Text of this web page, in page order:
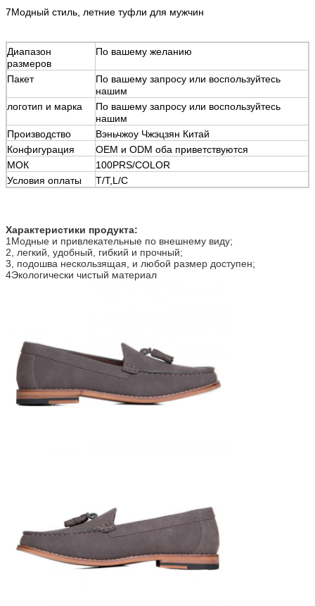
7Модный стиль, летние туфли для мужчин
Диапазон
размеров
По вашему желанию
Пакет
По вашему запросу или воспользуйтесь
нашим
логотип и марка
По вашему запросу или воспользуйтесь
нашим
Производство
Вэньчжоу Чжэцзян Китай
Конфигурация
OEM и ODM оба приветствуются
МОК
100PRS/COLOR
Условия оплаты
T/T,L/C
Характеристики продукта:
1Модные и привлекательные по внешнему виду;
2, легкий, удобный, гибкий и прочный;
3, подошва нескользящая, и любой размер доступен;
4Экологически чистый материал